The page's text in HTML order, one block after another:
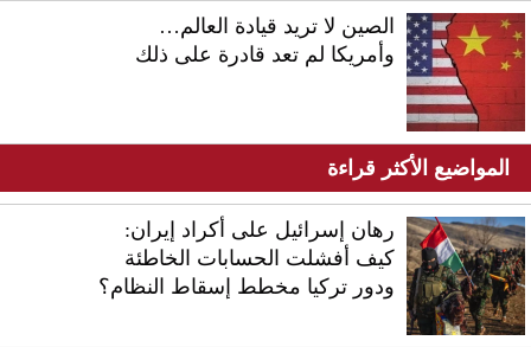
الصين لا تريد قيادة العالم…
وأمريكا لم تعد قادرة على ذلك
المواضيع الأكثر قراءة
رهان إسرائيل على أكراد إيران:
كيف أفشلت الحسابات الخاطئة
ودور تركيا مخطط إسقاط النظام؟